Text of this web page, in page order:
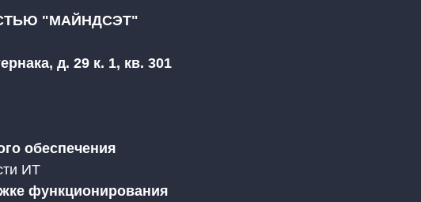
"МАЙНДСЭТ"
д. 29 к. 1, кв. 301
обеспечения
ИТ
функционирования